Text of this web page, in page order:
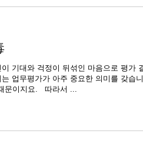
기대와 걱정이 뒤섞인 마음으로 평가
업무평가가 아주 중요한 의미를 갖습니
문이지요. 따라서 ...